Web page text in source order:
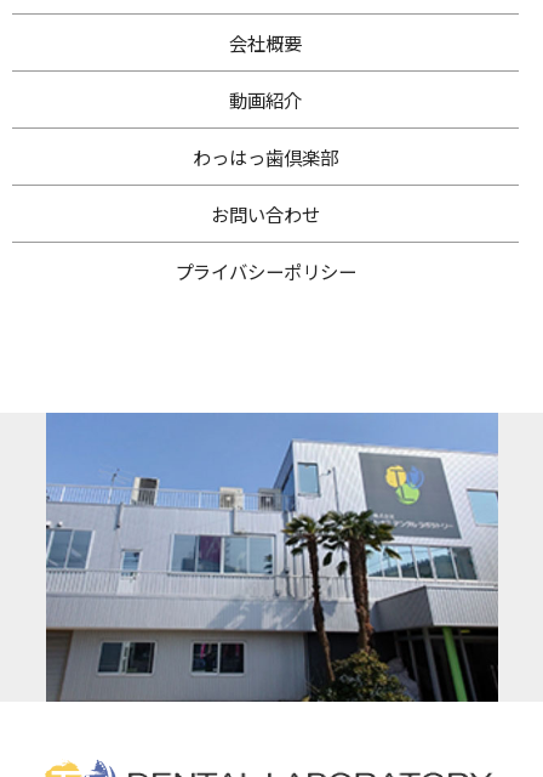
会社概要
動画紹介
わっはっ歯倶楽部
お問い合わせ
プライバシーポリシー